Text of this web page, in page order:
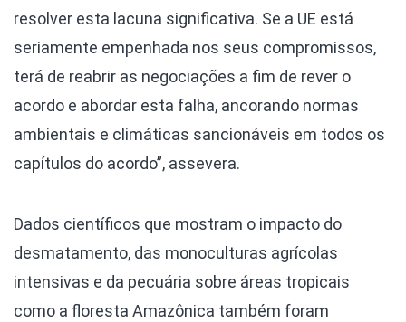
resolver esta lacuna significativa. Se a UE está
seriamente empenhada nos seus compromissos,
terá de reabrir as negociações a fim de rever o
acordo e abordar esta falha, ancorando normas
ambientais e climáticas sancionáveis em todos os
capítulos do acordo”, assevera.
Dados científicos que mostram o impacto do
desmatamento, das monoculturas agrícolas
intensivas e da pecuária sobre áreas tropicais
como a floresta Amazônica também foram